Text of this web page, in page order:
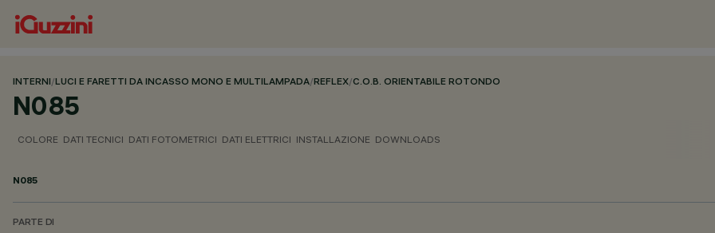
INTERNI/LUCI E FARETTI DA INCASSO MONO E MULTILAMPADA/REFLEX/C.O.B. ORIENTABILE ROTONDO
N085
COLORE DATI TECNICI DATI FOTOMETRICI DATI ELETTRICI INSTALLAZIONE DOWNLOADS
N085
PARTE DI